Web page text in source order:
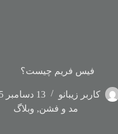
فیس فریم چیست؟
کاربر زیبانو
13 دسامبر 2025
مد و فشن, وبلاگ